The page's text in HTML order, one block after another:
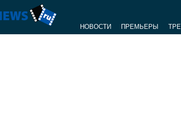
НОВОСТИ ПРЕМЬЕРЫ